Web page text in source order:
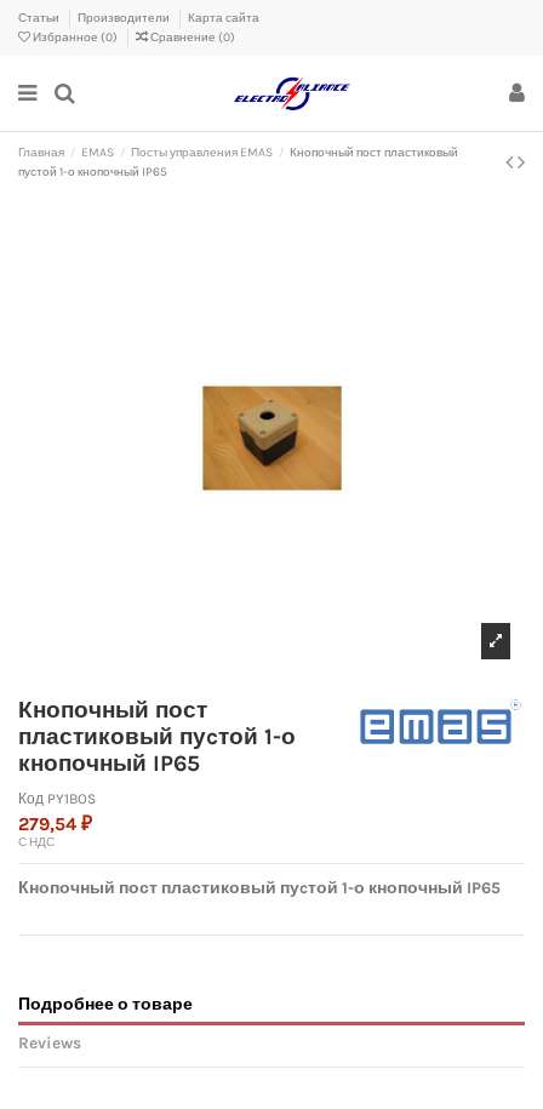
Статьи Производители
Карта сайта
Избранное (0) Сравнение (0)
Главная EMAS Посты управления EMAS
Кнопочный пост пластиковый
пуcтой 1-о кнопочный IP65
Кнопочный пост
пластиковый пуcтой 1-о
кнопочный IP65
Код PY1BOS
279,54 ₽
С НДС
Кнопочный пост пластиковый пуcтой 1-о кнопочный IP65
Подробнее о товаре
Reviews